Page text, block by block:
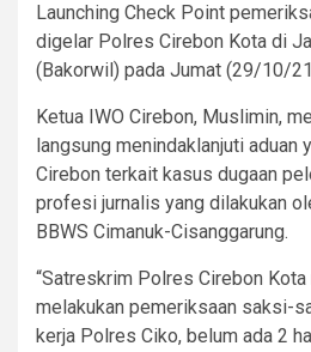
Launching Check Point
digelar Polres Cirebon Kota di
(Bakorwil) pada Jumat (29/10/
Ketua IWO Cirebon, Muslimin,
langsung menindaklanjuti aduan
Cirebon terkait kasus dugaan
profesi jurnalis yang dilakukan
BBWS Cimanuk-Cisanggarung.
“Satreskrim Polres Cirebon
melakukan pemeriksaan saksi-
kerja Polres Ciko, belum ada 2